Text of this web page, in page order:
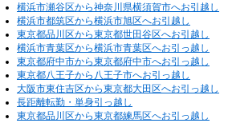
横浜市瀬谷区から神奈川県横須賀市へお引越し
横浜市都筑区から横浜市旭区へお引越し
東京都品川区から東京都世田谷区へお引越し
横浜市青葉区から横浜市青葉区へお引っ越し
東京都府中市から東京都府中市へお引っ越し
東京都八王子から八王子市へお引っ越し
大阪市東住吉区から東京都大田区へお引っ越し
長距離転勤・単身引っ越し
東京都品川区から東京都練馬区へお引っ越し